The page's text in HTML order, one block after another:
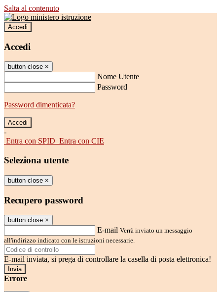
Salta al contenuto
Accedi
Accedi
button close ×
Nome Utente
Password
Password dimenticata?
-
Entra con SPID Entra con CIE
Seleziona utente
button close ×
Recupero password
button close ×
E-mail Verrà inviato un messaggio
all'indirizzo indicato con le istruzioni necessarie.
E-mail inviata, si prega di controllare la casella di posta elettronica!
Errore